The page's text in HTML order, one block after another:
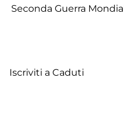
Seconda Guerra
Iscriviti a Caduti